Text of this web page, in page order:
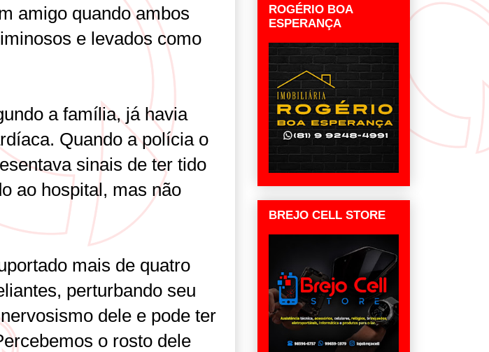
amigo quando ambos
e levados como
a família, já havia
Quando a polícia o
sinais de ter tido
ao hospital, mas não
mais de quatro
perturbando seu
dele e pode ter
o rosto dele
ROGÉRIO BOA
ESPERANÇA
BREJO CELL STORE